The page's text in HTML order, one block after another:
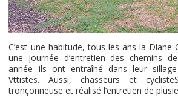
C’est une habitude, tous les ans la Diane
une journée d’entretien des chemins
année ils ont entraîné dans leur
Vttistes. Aussi, chasseurs et
tronçonneuse et réalisé l’entretien de